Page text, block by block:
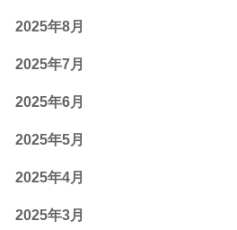
2025年8月
2025年7月
2025年6月
2025年5月
2025年4月
2025年3月